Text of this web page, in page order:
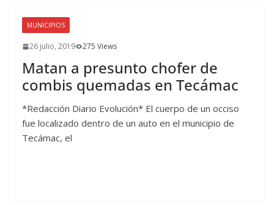
MUNICIPIOS
26 julio, 2019 275 Views
Matan a presunto chofer de
combis quemadas en Tecámac
*Redacción Diario Evolución* El cuerpo de un occiso
fue localizado dentro de un auto en el municipio de
Tecámac, el